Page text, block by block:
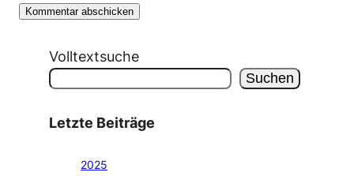
Volltextsuche
Suchen
Letzte Beiträge
2025